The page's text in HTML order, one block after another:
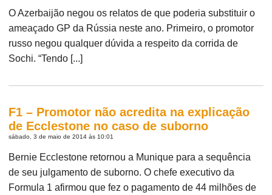
O Azerbaijão negou os relatos de que poderia substituir o
ameaçado GP da Rússia neste ano. Primeiro, o promotor
russo negou qualquer dúvida a respeito da corrida de
Sochi. “Tendo [...]
F1 – Promotor não acredita na explicação
de Ecclestone no caso de suborno
sábado, 3 de maio de 2014 às 10:01
Bernie Ecclestone retornou a Munique para a sequência
de seu julgamento de suborno. O chefe executivo da
Formula 1 afirmou que fez o pagamento de 44 milhões de